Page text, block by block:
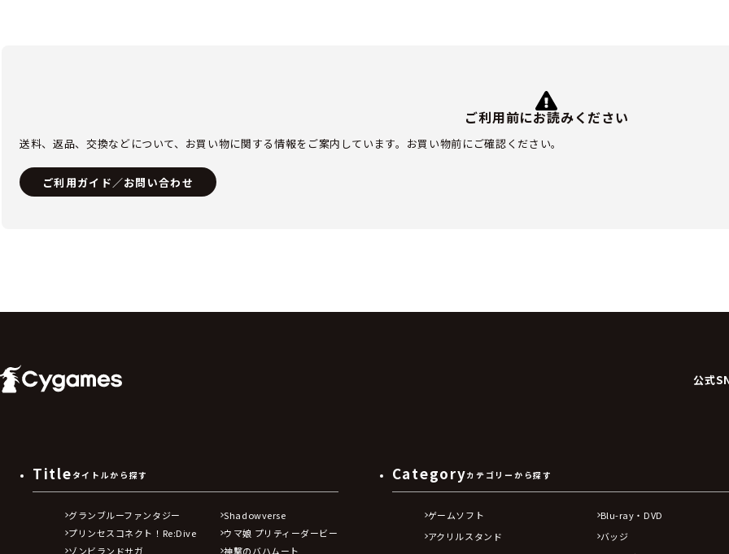
ご利用前にお読みください
送料、返品、交換などについて、お買い物に関する情報をご案内しています。お買い物前にご確認ください。
ご利用ガイド／お問い合わせ
公式
Title タイトルから探す
グランブルーファンタジー
Shadowverse
プリンセスコネクト！Re:Dive
ウマ娘 プリティーダービー
ゾンビランドサガ
神撃のバハムート
Categoryカテゴリーから探す
ゲームソフト Blu-ray・DVD
アクリルスタンド
バッジ